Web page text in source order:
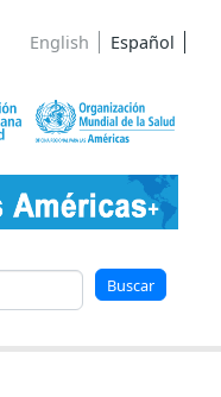
English Español
Buscar